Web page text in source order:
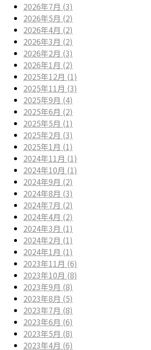
2026年7月 (3)
2026年5月 (2)
2026年4月 (2)
2026年3月 (2)
2026年2月 (3)
2026年1月 (2)
2025年12月 (1)
2025年11月 (3)
2025年9月 (4)
2025年6月 (2)
2025年5月 (1)
2025年2月 (3)
2025年1月 (1)
2024年11月 (1)
2024年10月 (1)
2024年9月 (2)
2024年8月 (3)
2024年7月 (2)
2024年4月 (2)
2024年3月 (1)
2024年2月 (1)
2024年1月 (1)
2023年11月 (6)
2023年10月 (8)
2023年9月 (8)
2023年8月 (5)
2023年7月 (8)
2023年6月 (6)
2023年5月 (8)
2023年4月 (6)